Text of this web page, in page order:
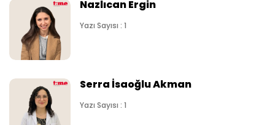
Nazlıcan Ergin
Yazı Sayısı : 1
Serra İsaoğlu Akman
Yazı Sayısı : 1